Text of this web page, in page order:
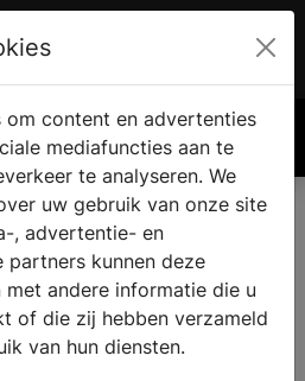
€ 0.00
badkamer in
om content en advertenties
mediafuncties aan te
te analyseren. We
uw gebruik van onze site
, advertentie- en
partners kunnen deze
andere informatie die u
of die zij hebben verzameld
van hun diensten.